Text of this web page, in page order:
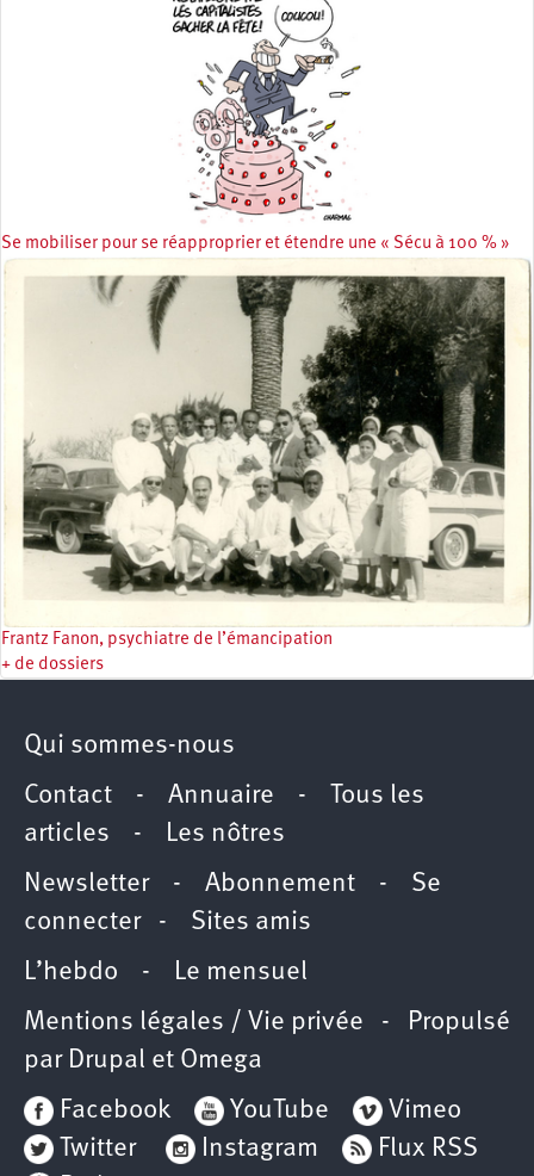
Se mobiliser pour se réapproprier et étendre une « Sécu à 100 % »
Frantz Fanon, psychiatre de l’émancipation
+ de dossiers
Qui sommes-nous
Contact - Annuaire -
Tous les
articles - Les nôtres
Newsletter- Abonnement - Se
connecter- Sites amis
L’hebdo - Le mensuel
Mentions légales / Vie privée - Propulsé
par Drupal et Omega
Facebook
YouTube
Vimeo
Twitter
Instagram
Flux RSS